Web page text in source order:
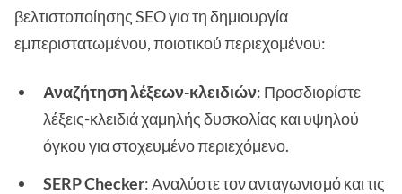
βελτιστοποίησης SEO για τη δημιουργία
εμπεριστατωμένου, ποιοτικού περιεχομένου:
Αναζήτηση λέξεων-κλειδιών: Προσδιορίστε
λέξεις-κλειδιά χαμηλής δυσκολίας και υψηλού
όγκου για στοχευμένο περιεχόμενο.
SERP Checker: Αναλύστε τον ανταγωνισμό και τις